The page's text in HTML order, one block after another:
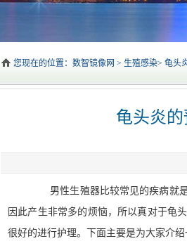
您现在的位置： 数智镜像网 > 生殖感染> 龟头
龟头炎
男性生殖器比较常见的疾病就是
因此产生非常多的烦恼，所以真对于龟
很好的进行护理。下面主要是为大家介